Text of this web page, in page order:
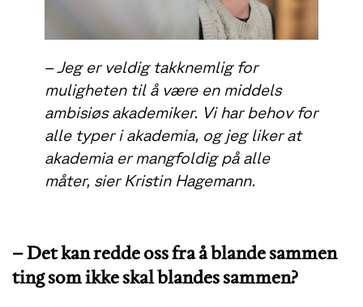
– Jeg er veldig takknemlig for
muligheten til å være en middels
ambisiøs akademiker. Vi har behov for
alle typer i akademia, og jeg liker at
akademia er mangfoldig på alle
måter, sier Kristin Hagemann.
– Det kan redde oss fra å blande sammen
ting som ikke skal blandes sammen?